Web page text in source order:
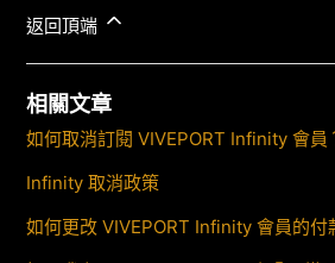
返回頂端
相關文章
如何取消訂閱 VIVEPORT Infinity 會員
Infinity 取消政策
如何更改 VIVEPORT Infinity 會員的付